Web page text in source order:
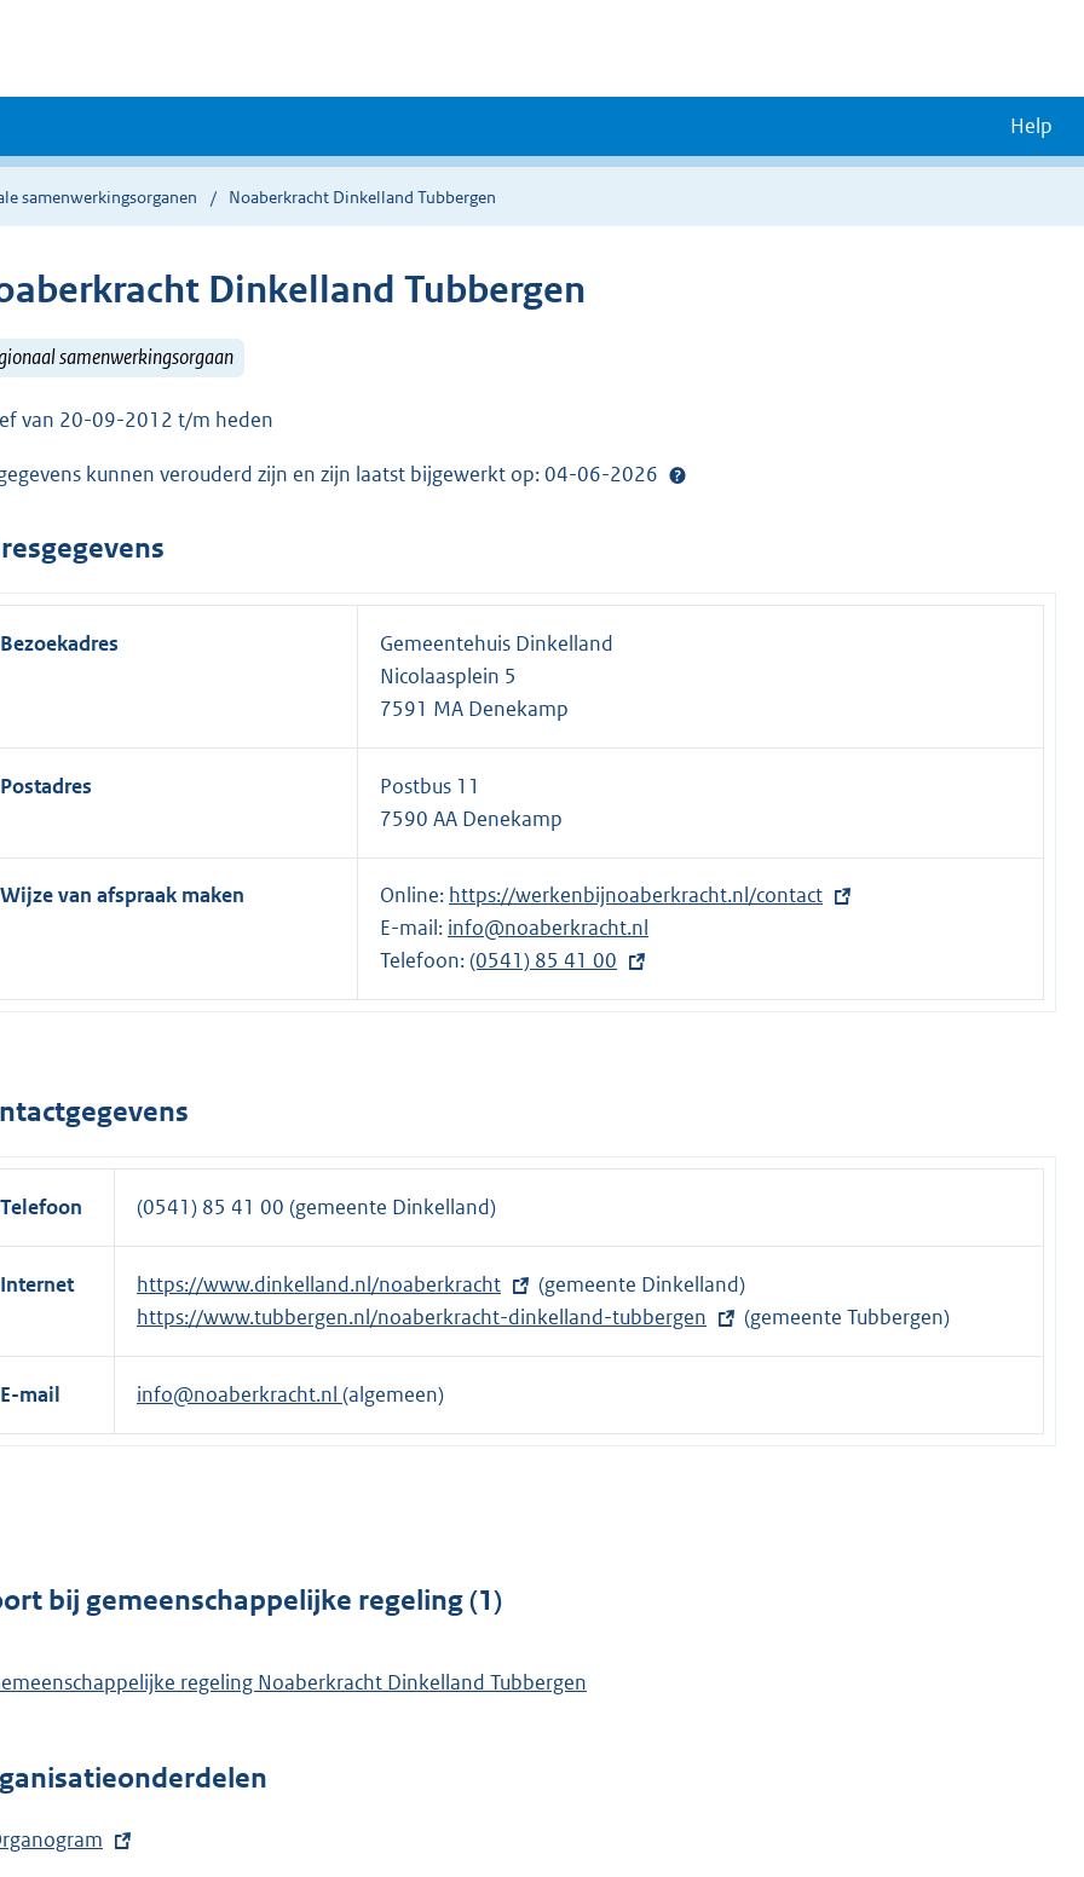
Help
samenwerkingsorganen Noaberkracht Dinkelland Tubbergen
Dinkelland Tubbergen
samenwerkingsorgaan
van 20-09-2012 t/m heden
kunnen verouderd zijn en zijn laatst bijgewerkt op: 04-06-2026
Bezoekadres
Gemeentehuis Dinkelland
Nicolaasplein 5
7591 MA Denekamp
Postadres
Postbus 11
7590 AA Denekamp
Wijze van afspraak maken Online: E
x
t
e
i
k
:
https://werkenbijnoaberkracht.nl/contact
E-mail: info@noaberkracht.nl
Telefoon:E
x
e
i
n
k
:
(0541) 85 41 00
Telefoon (0541) 85 41 00 (gemeente Dinkelland)
Internet
E
x
t
e
n
k
https://www.dinkelland.nl/noaberkracht
(gemeente Dinkelland)
E
x
t
r
n
:
https://www.tubbergen.nl/noaberkracht-dinkelland-tubbergen (gemeente Tubbergen)
E-mail info@noaberkracht.nl (algemeen)
bij gemeenschappelijke regeling (1)
regeling Noaberkracht Dinkelland Tubbergen